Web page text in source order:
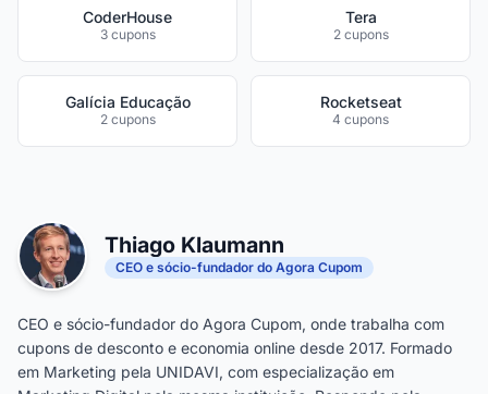
CoderHouse
3 cupons
Tera
2 cupons
Galícia Educação
2 cupons
Rocketseat
4 cupons
Thiago Klaumann
CEO e sócio-fundador do Agora Cupom
CEO e sócio-fundador do Agora Cupom, onde trabalha com
cupons de desconto e economia online desde 2017. Formado
em Marketing pela UNIDAVI, com especialização em